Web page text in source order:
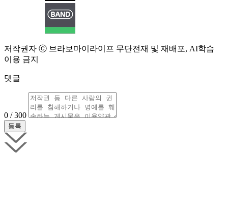
저작권자 ⓒ 브라보마이라이프 무단전재 및 재배포, AI학습
이용 금지
댓글
0 / 300